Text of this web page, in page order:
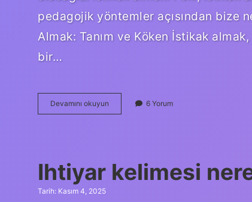
pedagojik yöntemler açısından bize
Almak: Tanım ve Köken İstikak
bir…
Devamını okuyun
almak
6 Yorum
Ihtiyar kelimesi
Tarih: Kasım 4, 2025